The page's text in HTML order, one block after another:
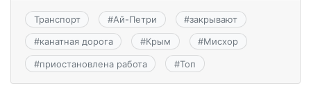
Транспорт #Ай-Петри #закрывают
#канатная дорога #Крым #Мисхор
#приостановлена работа #Топ